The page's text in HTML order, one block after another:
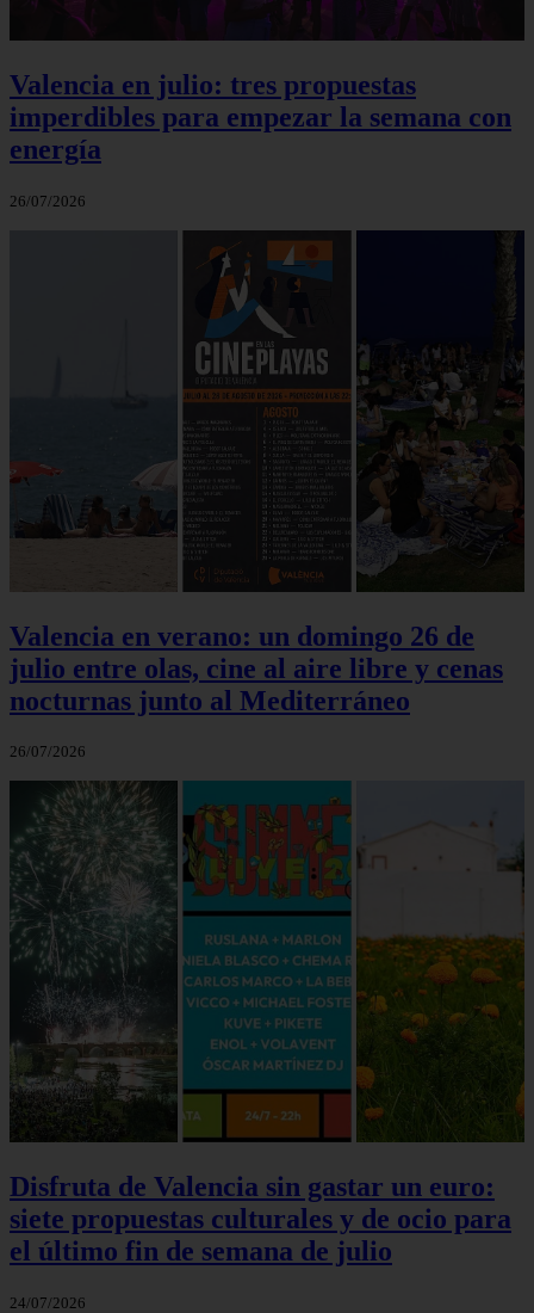
Valencia en julio: tres propuestas
imperdibles para empezar la semana con
energía
26/07/2026
Valencia en verano: un domingo 26 de
julio entre olas, cine al aire libre y cenas
nocturnas junto al Mediterráneo
26/07/2026
Disfruta de Valencia sin gastar un euro:
siete propuestas culturales y de ocio para
el último fin de semana de julio
24/07/2026